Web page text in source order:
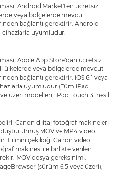
Android Market'ten ücretsiz
veya bölgelerde mevcut
bağlantı gerektirir. Android
cihazlarla uyumludur.
Apple App Store'dan ücretsiz
ülkelerde veya bölgelerde mevcut
bağlantı gerektirir. iOS 6.1 veya
uyumludur (Tüm iPad
üzeri modelleri, iPod Touch 3. nesil
belirli Canon dijital fotoğraf makineleri
MOV ve MP4 video
Filmin çekildiği Canon video
makinesi ile birlikte verilen
MOV dosya gereksinimi:
(sürüm 6.5 veya üzeri),